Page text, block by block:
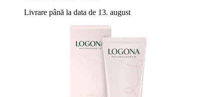
Livrare până la data de 13. august